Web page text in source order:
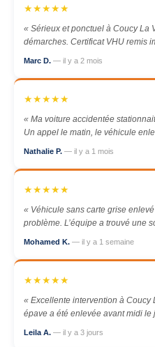
★★★★★
« Sérieux et ponctuel à Coucy La
démarches. Certificat VHU remis
Marc D. — il y a 2 mois
★★★★★
« Ma voiture accidentée
Un appel le matin, le véhicule
Nathalie P. — il y a 1 mois
★★★★★
« Véhicule sans carte grise
problème. L’équipe a trouvé une
Mohamed K. — il y a 1 semaine
★★★★★
« Excellente intervention à Coucy
épave a été enlevée avant midi le
Leila A. — il y a 3 jours